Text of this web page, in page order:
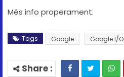
Més info properament.
Tags Google Google I/O